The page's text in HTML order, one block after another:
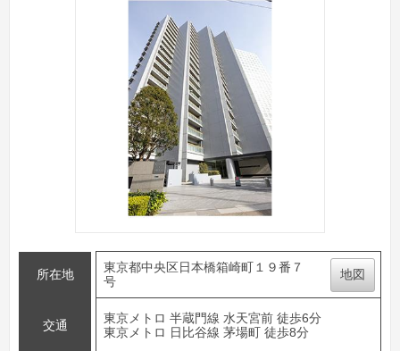
所在地
東京都中央区日本橋箱崎町１９番７
号
地図
交通
東京メトロ 半蔵門線 水天宮前 徒歩6分
東京メトロ 日比谷線 茅場町 徒歩8分